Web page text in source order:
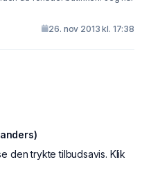
26. nov 2013 kl. 17:38
den trykte tilbudsavis. Klik